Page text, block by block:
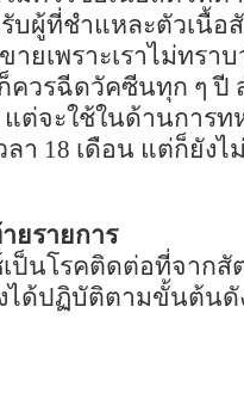
บผู้ที่ชำแหละตัวเนื้
ายเพราะเราไม่ทร
ควรฉีดวัคซีนทุก ๆ
แต่จะใช้ในด้านการ
ลา 18 เดือน แต่ก็ยังไ
ยรายการ
ป็นโรคติดต่อที่จากสั
ได้ปฏิบัติตามขั้นต้นดั